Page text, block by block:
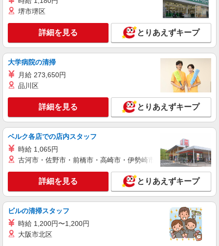
月給235000円 ★交通費規定に基づき交通費支
大阪府門真市（京阪本線西三荘駅）
キープ 詳細を見る
株式会社パソナ・大阪/OKW6001175930
時給1550円 ★交通費規定に基づき交通費支給
大阪府門真市（京阪本線西三荘駅）
キープ
派遣社員
一般事務／データ入力／電話取次／土日休み／
日勤専属
時給1,350円〜1,688円＋交通費全額支給 ※残
業発生時は時給25％アップ ※交通費支給規定あり
※給与の希望日払い制度あり ＜月収例＞ ＊月22
日勤務の場合 時給1,350円×7.5時間×22日＝
雇入れ直後：大阪府門真市江端町 変更の範
堺市堺区
詳細を見る とりあえずキープ
大学病院の清掃
月給 273,650円
品川区
詳細を見る とりあえずキープ
ベルク各店での店内スタッフ
時給 1,065円
古河市・佐野市・前橋市・高崎市・伊勢崎市・太田市・館林市
詳細を見る とりあえずキープ
ビルの清掃スタッフ
時給 1,200円〜1,200円
大阪市北区